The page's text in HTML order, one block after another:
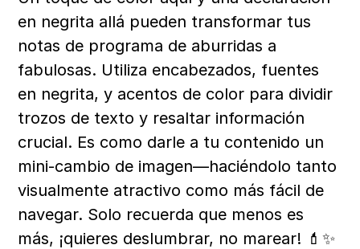
en negrita allá pueden transformar tus
notas de programa de aburridas a
fabulosas. Utiliza encabezados, fuentes
en negrita, y acentos de color para dividir
trozos de texto y resaltar información
crucial. Es como darle a tu contenido un
mini-cambio de imagen—haciéndolo tanto
visualmente atractivo como más fácil de
navegar. Solo recuerda que menos es
más, ¡quieres deslumbrar, no marear! 💄✨